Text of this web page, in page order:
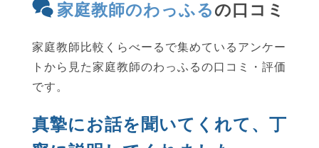
家庭教師のわっふるの口コミ
家庭教師比較くらべーるで集めているアンケー
トから見た家庭教師のわっふるの口コミ・評価
です。
真摯にお話を聞いてくれて、丁